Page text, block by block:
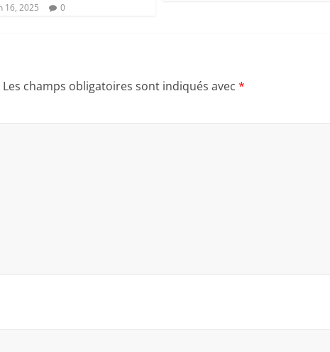
16, 2025 0
Les champs obligatoires sont indiqués avec *